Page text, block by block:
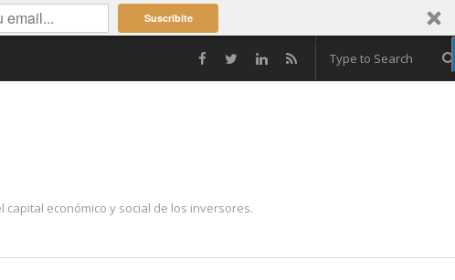
Suscribite
económico y social de los inversores.